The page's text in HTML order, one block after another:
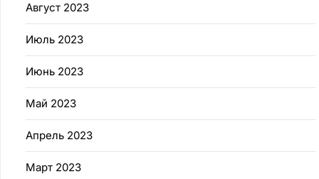
Август 2023
Июль 2023
Июнь 2023
Май 2023
Апрель 2023
Март 2023